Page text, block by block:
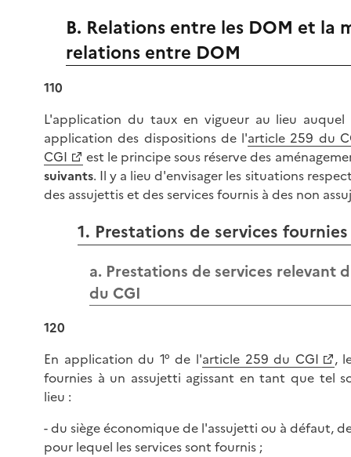
B. Relations entre les DOM et la
relations entre DOM
110
L'application du taux en vigueur au lieu
application des dispositions de l'article 259 du
CGI
est le principe sous réserve des
suivants. Il y a lieu d'envisager les situations
des assujettis et des services fournis à des non
1. Prestations de services
a. Prestations de services relevant
du CGI
120
En application du 1° de l'article 259 du CGI
,
fournies à un assujetti agissant en tant que tel
lieu :
- du siège économique de l'assujetti ou à défaut,
pour lequel les services sont fournis ;